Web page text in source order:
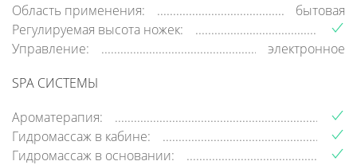
Область применения:
бытовая
Регулируемая высота ножек:
Управление:
электронное
SPA СИСТЕМЫ
Ароматерапия:
Гидромассаж в кабине:
Гидромассаж в основании: